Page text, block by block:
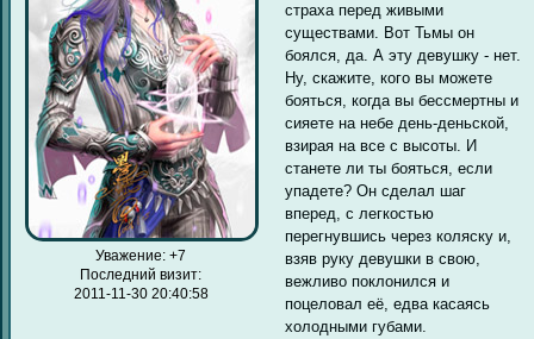
Уважение: +7
Последний визит:
2011-11-30 20:40:58
страха перед живыми
существами. Вот Тьмы он
боялся, да. А эту девушку - нет.
Ну, скажите, кого вы можете
бояться, когда вы бессмертны и
сияете на небе день-деньской,
взирая на все с высоты. И
станете ли ты бояться, если
упадете? Он сделал шаг
вперед, с легкостью
перегнувшись через коляску и,
взяв руку девушки в свою,
вежливо поклонился и
поцеловал её, едва касаясь
холодными губами.